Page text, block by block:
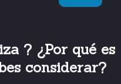
? ¿Por qué es
considerar?